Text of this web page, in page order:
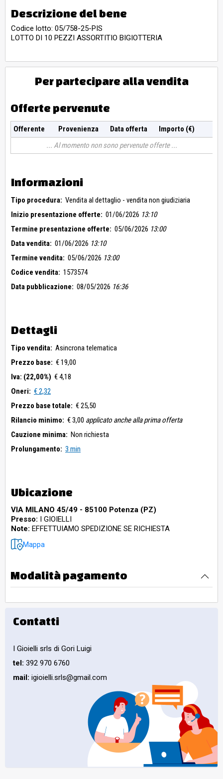
Descrizione del bene
Codice lotto: 05/758-25-PIS
LOTTO DI 10 PEZZI ASSORTITIO BIGIOTTERIA
Per partecipare alla vendita
Offerte pervenute
Offerente Provenienza Data offerta
Importo (€)
Al momento non sono pervenute offerte
Informazioni
Tipo procedura: Vendita al dettaglio - vendita non giudiziaria
Inizio presentazione offerte: 01/06/2026 13:10
Termine presentazione offerte: 05/06/2026 13:00
Data vendita: 01/06/2026 13:10
Termine vendita: 05/06/2026 13:00
Codice vendita: 1573574
Data pubblicazione: 08/05/2026 16:36
Dettagli
Tipo vendita: Asincrona telematica
Prezzo base: € 19,00
Iva: (22,00%) € 4,18
Oneri: € 2,32
Prezzo base totale: € 25,50
Rilancio minimo: € 3,00 applicato anche alla prima offerta
Cauzione minima: Non richiesta
Prolungamento: 3 min
Ubicazione
VIA MILANO 45/49 - 85100 Potenza (PZ)
Presso: I GIOIELLI
Note: EFFETTUIAMO SPEDIZIONE SE RICHIESTA
Mappa
Modalità pagamento
Contatti
I Gioielli srls di Gori Luigi
tel: 392 970 6760
mail: igioielli.srls@gmail.com